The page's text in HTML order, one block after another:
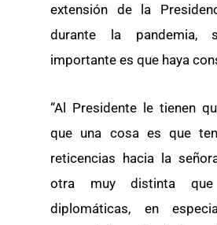
extensión de la
durante la pandemia,
importante es que haya
“Al Presidente le tienen
que una cosa es que
reticencias hacia la
otra muy distinta que
diplomáticas, en